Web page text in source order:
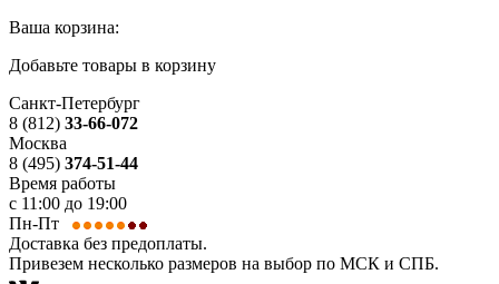
Ваша корзина:
Добавьте товары в корзину
Санкт-Петербург
8 (812) 33-66-072
Москва
8 (495) 374-51-44
Время работы
с 11:00 до 19:00
Пн-Пт
Доставка без предоплаты.
Привезем несколько размеров на выбор по МСК и СПБ.